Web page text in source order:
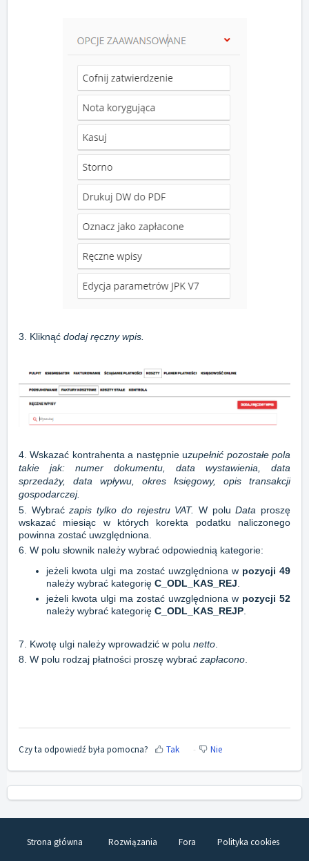
3. Kliknąć dodaj ręczny wpis.
4. Wskazać kontrahenta a następnie uzupełnić pozostałe pola
takie jak: numer dokumentu, data wystawienia, data
sprzedaży, data wpływu, okres księgowy, opis transakcji
gospodarczej.
5. Wybraćzapis tylko do rejestru VAT. W poluData proszę
wskazać miesiąc w których korekta podatku naliczonego
powinna zostać uwzględniona.
6. W polu słownik należy wybrać odpowiednią kategorie:
jeżeli kwota ulgi ma zostać uwzględniona w pozycji 49
należy wybrać kategorię C_ODL_KAS_REJ
jeżeli kwota ulgi ma zostać uwzględniona w pozycji 52
należy wybrać kategorię C_ODL_KAS_REJP
7. Kwotę ulgi należy wprowadzić w polu netto
8. W polu rodzaj płatności proszę wybrać zapłacono
Czy ta odpowiedź była pomocna? Tak Nie
Strona główna Rozwiązania Fora Polityka cookies